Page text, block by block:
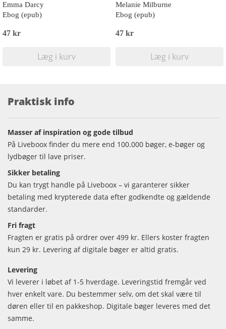
Emma Darcy
Ebog (epub)
47 kr
Læg i kurv
Melanie Milburne
Ebog (epub)
47 kr
Læg i kurv
Praktisk info
Masser af inspiration og gode tilbud
På Liveboox finder du mere end 100.000 bøger, e-bøger og
lydbøger til lave priser.
Sikker betaling
Du kan trygt handle på Liveboox – vi garanterer sikker
betaling med krypterede data efter godkendte og gældende
standarder.
Fri fragt
Fragten er gratis på ordrer over 499 kr. Ellers koster fragten
kun 29 kr. Levering af digitale bøger er altid gratis.
Levering
Vi leverer i løbet af 1-5 hverdage. Leveringstid fremgår ved
hver enkelt vare. Du bestemmer selv, om det skal være til
døren eller til en pakkeshop. Digitale bøger leveres med det
samme.